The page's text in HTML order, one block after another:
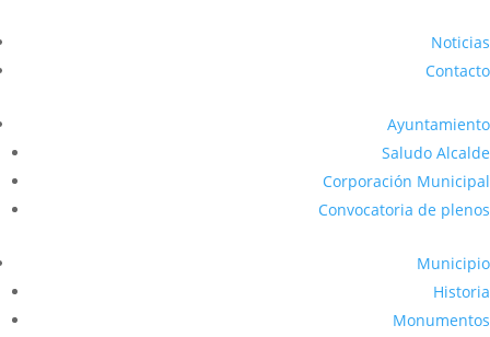
Noticias
Contacto
Ayuntamiento
Saludo Alcalde
Corporación Municipal
Convocatoria de plenos
Municipio
Historia
Monumentos